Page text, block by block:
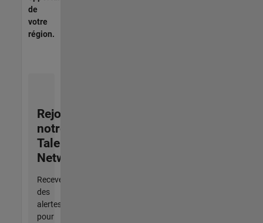
de
votre
région.
Rejoignez
notre
Talent
Network
Recevez
des
alertes
pour